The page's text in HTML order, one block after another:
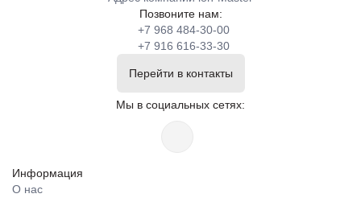
Позвоните нам:
+7 968 484-30-00
+7 916 616-33-30
Перейти в контакты
Мы в социальных сетях:
Информация
О нас